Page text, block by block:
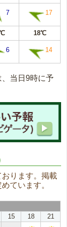
7 17
18℃
6 14
当日9時に予
ります。掲載
ています。
15 18
21